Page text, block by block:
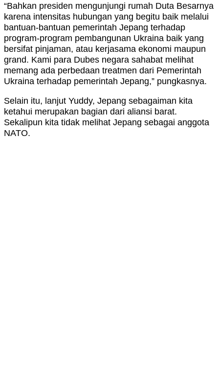
“Bahkan presiden mengunjungi rumah Duta Besarnya
karena intensitas hubungan yang begitu baik melalui
bantuan-bantuan pemerintah Jepang terhadap
program-program pembangunan Ukraina baik yang
bersifat pinjaman, atau kerjasama ekonomi maupun
grand. Kami para Dubes negara sahabat melihat
memang ada perbedaan treatmen dari Pemerintah
Ukraina terhadap pemerintah Jepang,” pungkasnya.
Selain itu, lanjut Yuddy, Jepang sebagaiman kita
ketahui merupakan bagian dari aliansi barat.
Sekalipun kita tidak melihat Jepang sebagai anggota
NATO.